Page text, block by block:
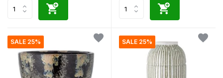
SALE 25% SALE 25%